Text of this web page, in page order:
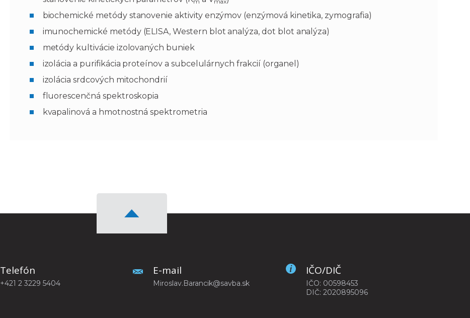
biochemické metódy stanovenie aktivity enzýmov (enzýmová kinetika, zymografia)
imunochemické metódy (ELISA, Western blot analýza, dot blot analýza)
metódy kultivácie izolovaných buniek
izolácia a purifikácia proteínov a subcelulárnych frakcií (organel)
izolácia srdcových mitochondrií
fluorescenčná spektroskopia
kvapalinová a hmotnostná spektrometria
Telefón
+421 2 3229 5404
E-mail
Miroslav.Barancik@savba.sk
IČO/DIČ
IČO: 00598453
DIČ: 2020895096